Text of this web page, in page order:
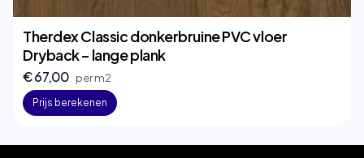
Therdex Classic donkerbruine PVC vloer
Dryback – lange plank
€ 67,00 per m2
Prijs berekenen